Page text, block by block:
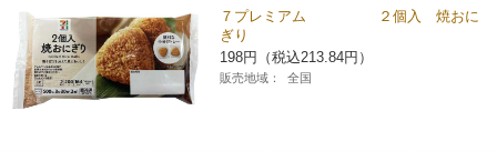
モバイルバッテリーシェアリング（店舗限定）
モバイルWi-Fiバッテリーシェアリング（店舗限定）
７プレミアム ２個入 焼おに
ぎり
198円（税込213.84円）
販売地域： 全国